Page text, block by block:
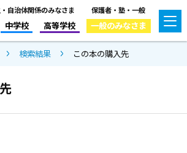
自治体関係のみなさま
中学校 高等学校
保護者・塾・一般
一般のみなさま
検索結果 この本の購入先